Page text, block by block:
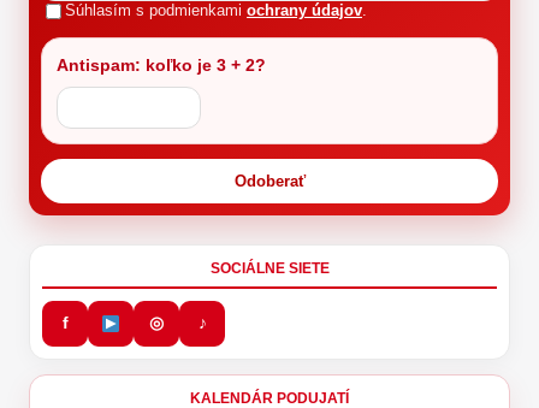
Súhlasím s podmienkami ochrany údajov
Antispam: koľko je 3 + 2?
Odoberať
SOCIÁLNE SIETE
f ◎ ♪
KALENDÁR PODUJATÍ